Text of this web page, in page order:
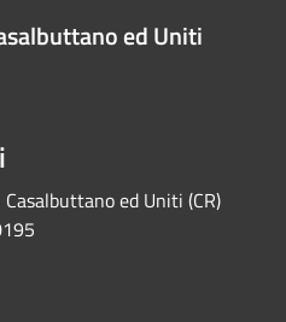
ed Uniti
ed Uniti (CR)